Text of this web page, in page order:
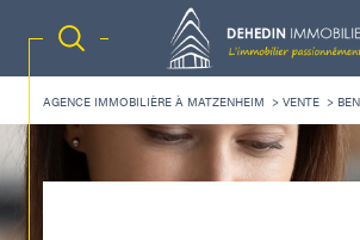
AGENCE IMMOBILIÈRE À MATZENHEIM VENTE